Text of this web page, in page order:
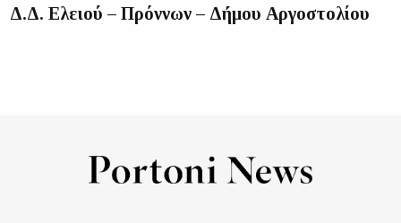
Δ.Δ. Ελειού – Πρόννων – Δήμου Αργοστολίου